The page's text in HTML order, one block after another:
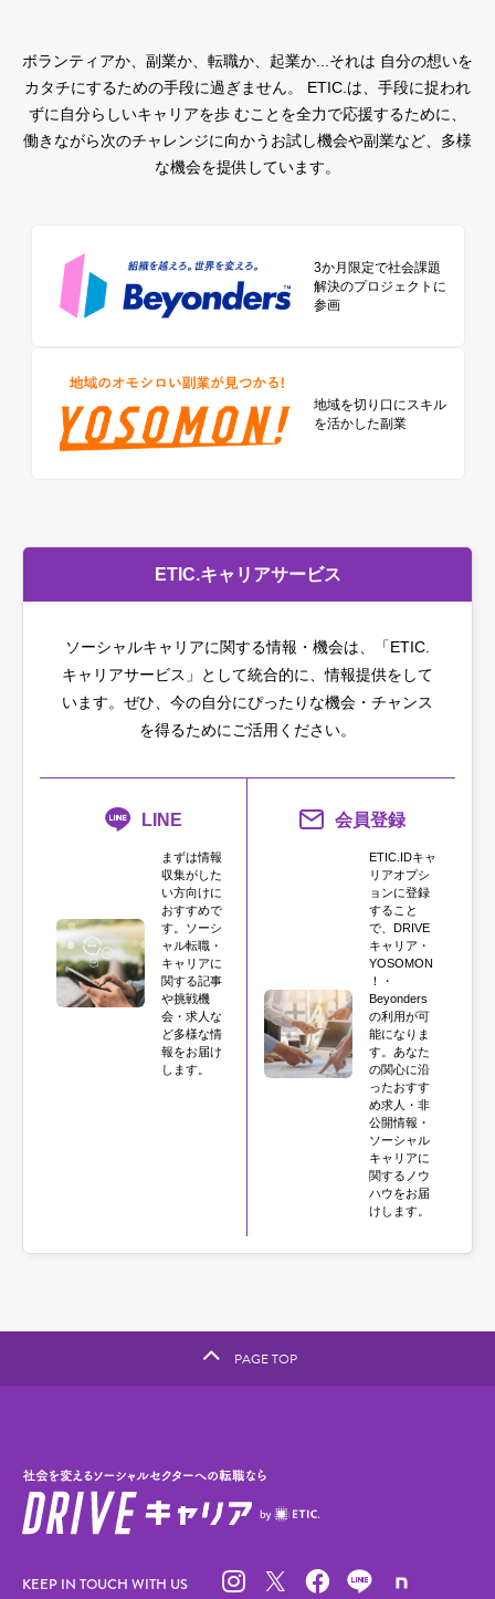
ボランティアか、副業か、転職か、起業か...それは 自分の想いを
カタチにするための手段に過ぎません。
ETIC.は、手段に捉われ
ずに自分らしいキャリアを歩 むことを全力で応援するために、
働きながら次のチャレンジに向かうお試し機会や副業など、多様
な機会を提供しています。
3か月限定で社会課題
解決のプロジェクトに
参画
地域を切り口に スキル
を活かした副業
ETIC.キャリアサービス
ソーシャルキャリアに関する情報・機会は、「ETIC.
キャリアサービス」として統合的に、情報提供をして
います。 ぜひ、今の自分にぴったりな機会・チャンス
を得るためにご活用ください。
LINE
まずは情報
収集がした
い方向けに
おすすめで
す。ソーシ
ャル転職・
キャリアに
関する記事
や挑戦機
会・求人な
ど多様な情
報をお届け
します。
会員登録
ETIC.IDキャ
リアオプシ
ョンに登録
すること
で、DRIVE
キャリア・
YOSOMON
！・
Beyonders
の利用が可
能になりま
す。あなた
の関心に沿
ったおすす
め求人・非
公開情報・
ソーシャル
キャリアに
関するノウ
ハウをお届
けします。
PAGE TOP
KEEP IN TOUCH WITH US